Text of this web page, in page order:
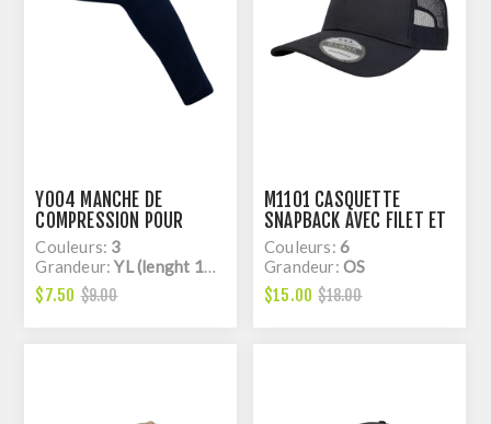
Y004 MANCHE DE
COMPRESSION POUR
ENFANT
Couleurs: 3
Grandeur:YL (lenght 14'' 3/4)
$7.50 $9.00
M1101 CASQUETTE
SNAPBACK AVEC FILET ET
ATTACHE EN PLASTIQUE
Couleurs:6
Grandeur:OS
$15.00 $18.00